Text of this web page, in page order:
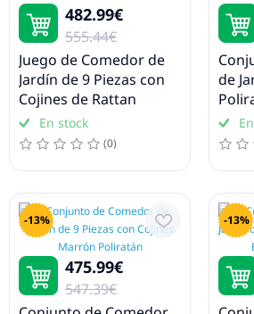
Mesas de exterior
Arcones de jardín
Fundas para muebles de jardín
Hamacas
Pérgolas, carpas y cenadores
Parasoles y sombrillas
Toldos
Piscinas y accesorios
Saunas y equipos para sauna
482.99€
555.44€
Juego de Comedor de
Jardín de 9 Piezas con
Cojines de Rattan
BlancoEn stock
(0)
de
-13%
475.99€
547.39€
-13%